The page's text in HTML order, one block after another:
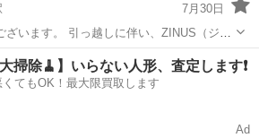
7月30日
ざいます。 引っ越しに伴い、ZINUS（ジヌ
タルベッドフレーム（ホワイト）を【無
）
駅 寝具 ZINUS
大掃除🧹】いらない人形、査定します❗️
てもOK！最大限買取します
Ad